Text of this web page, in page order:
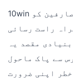
10win ایک ایسا جامع پلیٹ فارم ہے جو صارفین کو
راست رسائی
مقصد یہ
سے پاک ماحول
اپنی ضرورت